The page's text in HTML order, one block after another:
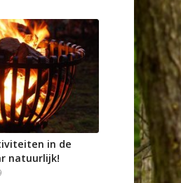
in de
natuurlijk!